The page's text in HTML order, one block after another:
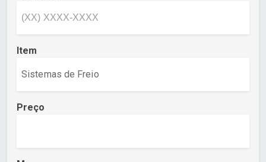
Item
Preço